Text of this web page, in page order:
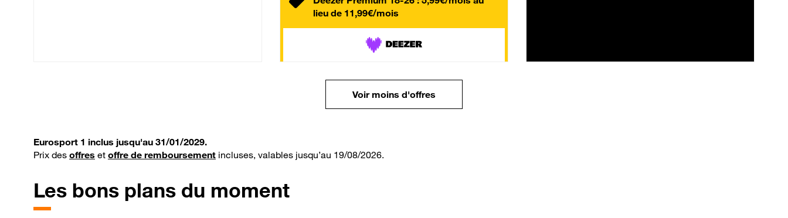
lieu de 11,99€/mois
Voir moins d'offres
Eurosport 1 inclus jusqu'au 31/01/2029.
Prix des offres et offre de remboursement incluses, valables jusqu’au 19/08/2026.
Les bons plans du moment